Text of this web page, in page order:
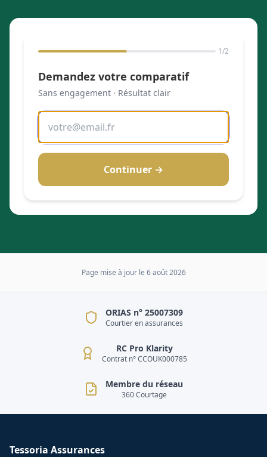
1/2
Demandez votre comparatif
Sans engagement · Résultat clair
Continuer →
Page mise à jour le 6 août 2026
ORIAS n° 25007309
Courtier en assurances
RC Pro Klarity
Contrat n° CCOUK000785
Membre du réseau
360 Courtage
Tessoria Assurances